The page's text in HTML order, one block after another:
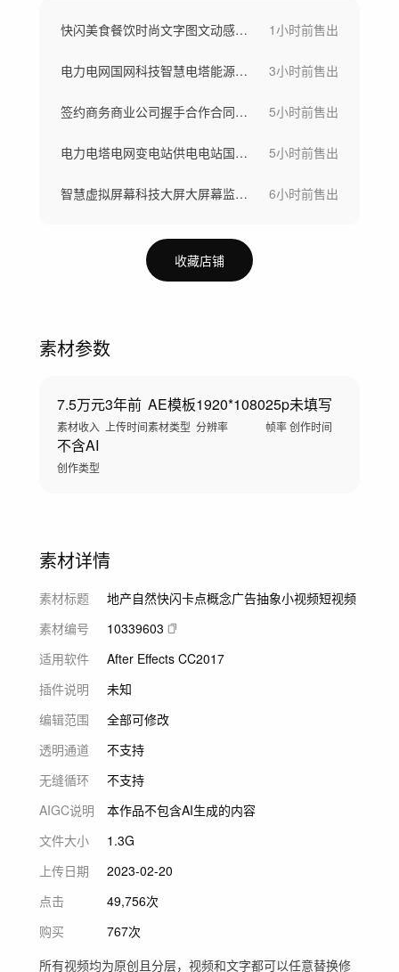
快闪美食餐饮时尚文字图文动感快节奏字图片 1小时前售出
电力电网国网科技智慧电塔能源电站电供电 3小时前售出
签约商务商业公司握手合作合同团队客户企业 5小时前售出
电力电塔电网变电站供电电站国家电网国网电 5小时前售出
智慧虚拟屏幕科技大屏大屏幕监控网络云信息 6小时前售出
收藏店铺
素材参数
7.5万元
素材收入
3年前
上传时间
AE模板
素材类型
1920*1080
分辨率
25p
帧率
未填写
创作时间
不含AI
创作类型
素材详情
素材标题
地产自然快闪卡点概念广告抽象小视频短视频
素材编号
10339603
适用软件
After Effects CC2017
插件说明
未知
编辑范围
全部可修改
透明通道
不支持
无缝循环
不支持
AIGC说明
本作品不包含AI生成的内容
文件大小
1.3G
上传日期
2023-02-20
点击
49,756次
购买
767次
所有视频均为原创且分层，视频和文字都可以任意替换修